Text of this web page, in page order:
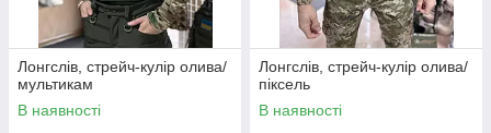
Лонгслів, стрейч-кулір олива/
мультикам
В наявності
Лонгслів, стрейч-кулір олива/
піксель
В наявності